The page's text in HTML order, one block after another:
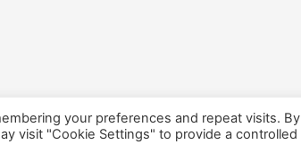
your preferences and repeat visits. By
visit "Cookie Settings" to provide a controlled